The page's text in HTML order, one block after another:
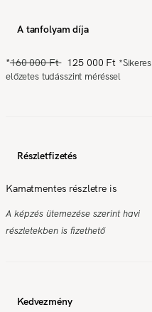
A tanfolyam díja
*160 000 Ft 125 000 Ft *Sikeres
előzetes tudásszint méréssel
Részletfizetés
Kamatmentes részletre is
A képzés ütemezése szerint havi
részletekben is fizethető
Kedvezmény